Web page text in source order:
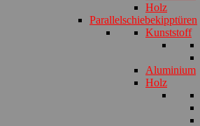
Holz
Parallelschiebekipptüren
Kunststoff
Aluminium
Holz